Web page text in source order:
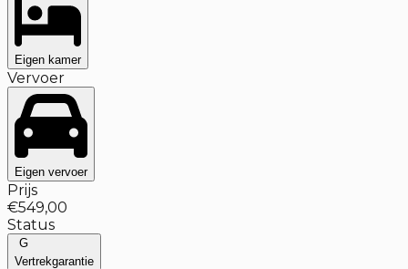
Eigen kamer
Vervoer
Eigen vervoer
Prijs
€549,00
Status
G
Vertrekgarantie